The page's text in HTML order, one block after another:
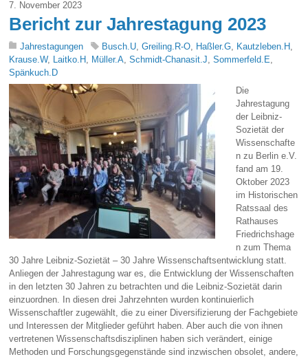
7. November 2023
Bericht zur Jahrestagung 2023
Jahrestagungen Busch.U,Greiling.R-O, Haßler.G, Kautzleben.H ,
Krause.W, Laitko.H , Müller.A,Schmidt-Chanasit.J,Sommerfeld.E,
Spänkuch.D
Die
Jahrestagung
der Leibniz-
Sozietät der
Wissenschafte
n zu Berlin e.V.
fand am 19.
Oktober 2023
im Historischen
Ratssaal des
Rathauses
Friedrichshage
n zum Thema
30 Jahre Leibniz-Sozietät – 30 Jahre Wissenschaftsentwicklung statt.
Anliegen der Jahrestagung war es, die Entwicklung der Wissenschaften
in den letzten 30 Jahren zu betrachten und die Leibniz-Sozietät darin
einzuordnen. In diesen drei Jahrzehnten wurden kontinuierlich
Wissenschaftler zugewählt, die zu einer Diversifizierung der Fachgebiete
und Interessen der Mitglieder geführt haben. Aber auch die von ihnen
vertretenen Wissenschaftsdisziplinen haben sich verändert, einige
Methoden und Forschungsgegenstände sind inzwischen obsolet, andere,